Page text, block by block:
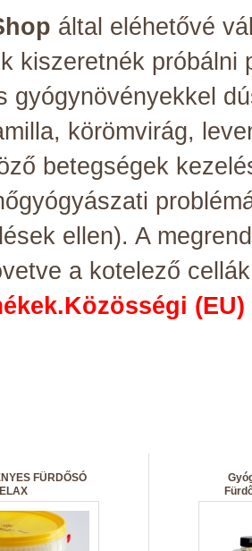
által eléhetővé
kiszeretnék
gyógynövényekkel
körömvirág,
betegségek
ellen). A
a kotelező
FÜRDŐSÓ